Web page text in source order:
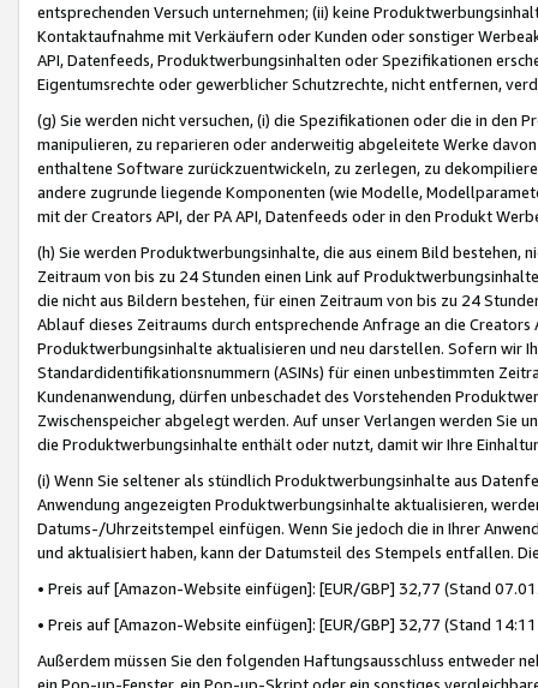
entsprechenden Versuch unternehmen; (ii) keine
Kontaktaufnahme mit Verkäufern oder Kunden oder sonstiger
API, Datenfeeds, Produktwerbungsinhalten oder Spezifikationen
Eigentumsrechte oder gewerblicher Schutzrechte, nicht entfernen,
(g) Sie werden nicht versuchen, (i) die Spezifikationen oder die in
manipulieren, zu reparieren oder anderweitig abgeleitete Werke
enthaltene Software zurückzuentwickeln, zu zerlegen, zu
andere zugrunde liegende Komponenten (wie Modelle,
mit der Creators API, der PA API, Datenfeeds oder in den Produkt
(h) Sie werden Produktwerbungsinhalte, die aus einem Bild bestehen,
Zeitraum von bis zu 24 Stunden einen Link auf
die nicht aus Bildern bestehen, für einen Zeitraum von bis zu 24
Ablauf dieses Zeitraums durch entsprechende Anfrage an die
Produktwerbungsinhalte aktualisieren und neu darstellen. Sofern wir
Standardidentifikationsnummern (ASINs) für einen unbestimmten
Kundenanwendung, dürfen unbeschadet des Vorstehenden
Zwischenspeicher abgelegt werden. Auf unser Verlangen werden Sie
die Produktwerbungsinhalte enthält oder nutzt, damit wir Ihre
(i) Wenn Sie seltener als stündlich Produktwerbungsinhalte aus
Anwendung angezeigten Produktwerbungsinhalte aktualisieren,
Datums-/Uhrzeitstempel einfügen. Wenn Sie jedoch die in Ihrer
und aktualisiert haben, kann der Datumsteil des Stempels entfallen.
• Preis auf [Amazon-Website einfügen]: [EUR/GBP] 32,77 (Stand
• Preis auf [Amazon-Website einfügen]: [EUR/GBP] 32,77 (Stand
Außerdem müssen Sie den folgenden Haftungsausschluss entweder
ein Pop-up-Fenster, ein Pop-up-Skript oder ein sonstiges